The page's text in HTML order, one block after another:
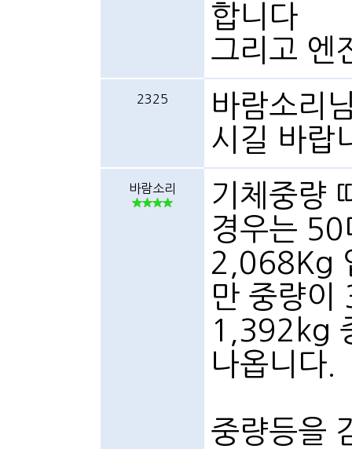
합니다
그리고 엔
2325
바람소리
시길 바랍
바람소리
기체중량
경우는 50
2,068Kg
만 중량
1,392kg
나옵니다.
중량등을